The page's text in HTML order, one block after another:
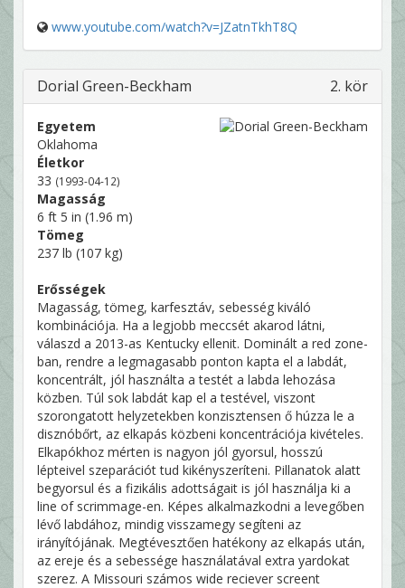
www.youtube.com/watch?v=JZatnTkhT8Q
Dorial Green-Beckham 2. kör
Egyetem
Oklahoma
Életkor
33 (1993-04-12)
Magasság
6 ft 5 in (1.96 m)
Tömeg
237 lb (107 kg)
Erősségek
Magasság, tömeg, karfesztáv, sebesség kiváló
kombinációja. Ha a legjobb meccsét akarod látni,
válaszd a 2013-as Kentucky ellenit. Dominált a red zone-
ban, rendre a legmagasabb ponton kapta el a labdát,
koncentrált, jól használta a testét a labda lehozása
közben. Túl sok labdát kap el a testével, viszont
szorongatott helyzetekben konzisztensen ő húzza le a
disznóbőrt, az elkapás közbeni koncentrációja kivételes.
Elkapókhoz mérten is nagyon jól gyorsul, hosszú
lépteivel szeparációt tud kikényszeríteni. Pillanatok alatt
begyorsul és a fizikális adottságait is jól használja ki a
line of scrimmage-en. Képes alkalmazkodni a levegőben
lévő labdához, mindig visszamegy segíteni az
irányítójának. Megtévesztően hatékony az elkapás után,
az ereje és a sebessége használatával extra yardokat
szerez. A Missouri számos wide reciever screent